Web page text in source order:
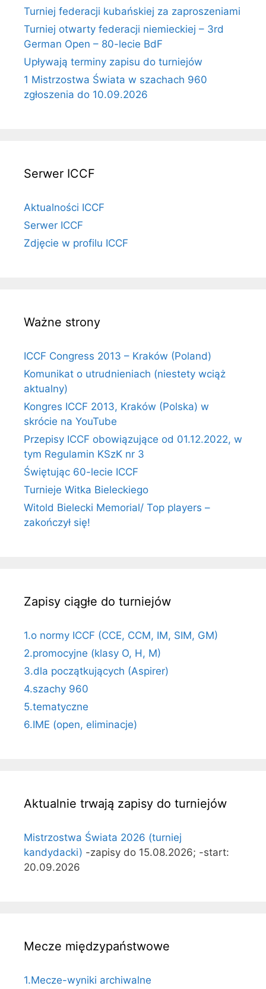
Turniej federacji kubańskiej za zaproszeniami
Turniej otwarty federacji niemieckiej – 3rd
German Open – 80-lecie BdF
Upływają terminy zapisu do turniejów
1 Mistrzostwa Świata w szachach 960
zgłoszenia do 10.09.2026
Serwer ICCF
Aktualności ICCF
Serwer ICCF
Zdjęcie w profilu ICCF
Ważne strony
ICCF Congress 2013 – Kraków (Poland)
Komunikat o utrudnieniach (niestety wciąż
aktualny)
Kongres ICCF 2013, Kraków (Polska) w
skrócie na YouTube
Przepisy ICCF obowiązujące od 01.12.2022, w
tym Regulamin KSzK nr 3
Świętując 60-lecie ICCF
Turnieje Witka Bieleckiego
Witold Bielecki Memorial/ Top players –
zakończył się!
Zapisy ciągłe do turniejów
1.o normy ICCF (CCE, CCM, IM, SIM, GM)
2.promocyjne (klasy O, H, M)
3.dla początkujących (Aspirer)
4.szachy 960
5.tematyczne
6.IME (open, eliminacje)
Aktualnie trwają zapisy do turniejów
Mistrzostwa Świata 2026 (turniej
kandydacki) -zapisy do 15.08.2026; -start:
20.09.2026
Mecze międzypaństwowe
1.Mecze-wyniki archiwalne